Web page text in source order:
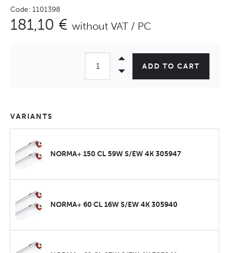
Code: 1101398
181,10 € without VAT / PC
ADD TO CART
VARIANTS
NORMA+ 150 CL 59W S/EW 4K 305947
NORMA+ 60 CL 16W S/EW 4K 305940